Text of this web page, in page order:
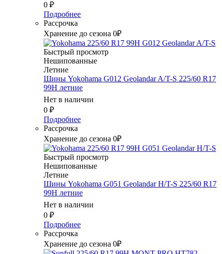
0 ₽
Подробнее
Рассрочка
Хранение до сезона 0₽
Быстрый просмотр
Нешипованные
Летние
Шины Yokohama G012 Geolandar A/T-S 225/60 R17
99H летние
Нет в наличии
0 ₽
Подробнее
Рассрочка
Хранение до сезона 0₽
Быстрый просмотр
Нешипованные
Летние
Шины Yokohama G051 Geolandar H/T-S 225/60 R17
99H летние
Нет в наличии
0 ₽
Подробнее
Рассрочка
Хранение до сезона 0₽